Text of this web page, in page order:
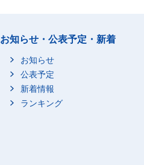
お知らせ・公表予定・新着
お知らせ
公表予定
新着情報
ランキング